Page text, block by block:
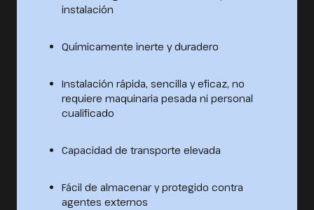
instalación
Químicamente inerte y duradero
Instalación rápida, sencilla y eficaz, no
requiere maquinaria pesada ni personal
cualificado
Capacidad de transporte elevada
Fácil de almacenar y protegido contra
agentes externos